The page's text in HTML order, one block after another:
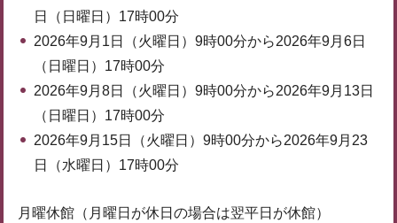
日（日曜日）17時00分
2026年9月1日（火曜日）9時00分から2026年9月6日
（日曜日）17時00分
2026年9月8日（火曜日）9時00分から2026年9月13日
（日曜日）17時00分
2026年9月15日（火曜日）9時00分から2026年9月23
日（水曜日）17時00分
月曜休館（月曜日が休日の場合は翌平日が休館）